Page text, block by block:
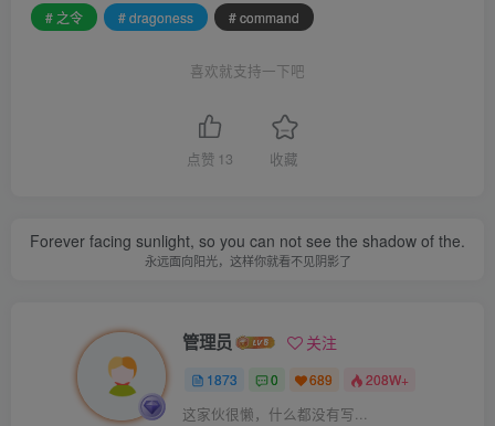
# 之令
# dragoness # command
喜欢就支持一下吧
点赞 13 收藏
Forever facing sunlight, so you can not see the shadow of the.
永远面向阳光，这样你就看不见阴影了
管理员 关注
1873 0 689 208W+
这家伙很懒，什么都没有写...